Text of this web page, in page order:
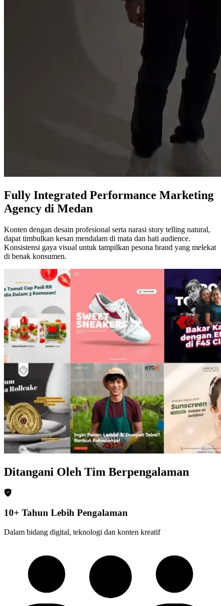
Fully Integrated Performance Marketing
Agency di Medan
Konten dengan desain profesional serta narasi story telling natural,
dapat timbulkan kesan mendalam di mata dan hati audience.
Konsistensi gaya visual untuk tampilkan pesona brand yang melekat
di benak konsumen.
Ditangani Oleh Tim Berpengalaman
10+ Tahun Lebih Pengalaman
Dalam bidang digital, teknologi dan konten kreatif